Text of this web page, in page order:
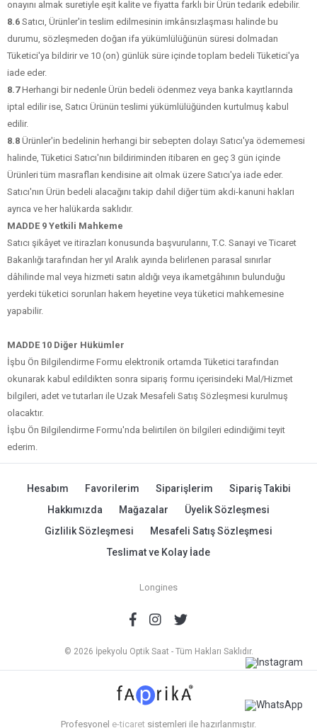
onayını almak suretiyle eşit kalite ve fiyatta farklı bir Ürün tedarik edebilir.
8.6 Satıcı, Ürünler'in teslim edilmesinin imkânsızlaşması halinde bu
durumu, sözleşmeden doğan ifa yükümlülüğünün süresi dolmadan
Tüketici'ya bildirir ve 10 (on) günlük süre içinde toplam bedeli Tüketici'ya
iade eder.
8.7Herhangi bir nedenle Ürün bedeli ödenmez veya banka kayıtlarında
iptal edilir ise, Satıcı Ürünün teslimi yükümlülüğünden kurtulmuş kabul
edilir.
8.8 Ürünler'in bedelinin herhangi bir sebepten dolayı Satıcı'ya ödememesi
halinde, Tüketici Satıcı'nın bildiriminden itibaren en geç 3 gün içinde
Ürünleri tüm masrafları kendisine ait olmak üzere Satıcı'ya iade eder.
Satıcı'nın Ürün bedeli alacağını takip dahil diğer tüm akdi-kanuni hakları
ayrıca ve her halükarda saklıdır.
MADDE 9 Yetkili Mahkeme
Satıcı şikâyet ve itirazları konusunda başvurularını, T.C. Sanayi ve Ticaret
Bakanlığı tarafından her yıl Aralık ayında belirlenen parasal sınırlar
dâhilinde mal veya hizmeti satın aldığı veya ikametgâhının bulunduğu
yerdeki tüketici sorunları hakem heyetine veya tüketici mahkemesine
yapabilir.
MADDE 10 Diğer Hükümler
İşbu Ön Bilgilendirme Formu elektronik ortamda Tüketici tarafından
okunarak kabul edildikten sonra sipariş formu içerisindeki Mal/Hizmet
bilgileri, adet ve tutarları ile Uzak Mesafeli Satış Sözleşmesi kurulmuş
olacaktır.
İşbu Ön Bilgilendirme Formu'nda belirtilen ön bilgileri edindiğimi teyit
ederim.
Hesabım Favorilerim Siparişlerim
Sipariş Takibi
Hakkımızda
Mağazalar
Üyelik Sözleşmesi
Gizlilik Sözleşmesi
Mesafeli Satış Sözleşmesi
Teslimat ve Kolay İade
Longines
© 2026 İpekyolu Optik Saat - Tüm Hakları Saklıdır.
Profesyonel e-ticaret sistemleri ile hazırlanmıştır.